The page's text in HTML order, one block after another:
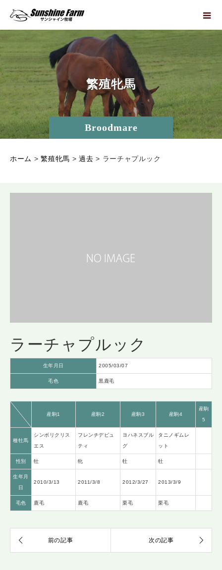
Broodmare
繁殖牝馬
ホーム >繁殖牝馬 >過去 > ラーチャプルック
ラーチャプルック
生年月日 2005/03/07
毛色 黒鹿毛
産駒1 産駒2 産駒3 産駒4
産駒
5
種牡馬
シンボリクリス
エス
フレンチデピュ
ティ
ヨハネスブル
グ
タニノギムレ
ット
性別 牡 牝 牡 牡
生年月
日
2010/3/13 2011/3/8 2012/3/27 2013/3/9
毛色 鹿毛 鹿毛 栗毛 栗毛